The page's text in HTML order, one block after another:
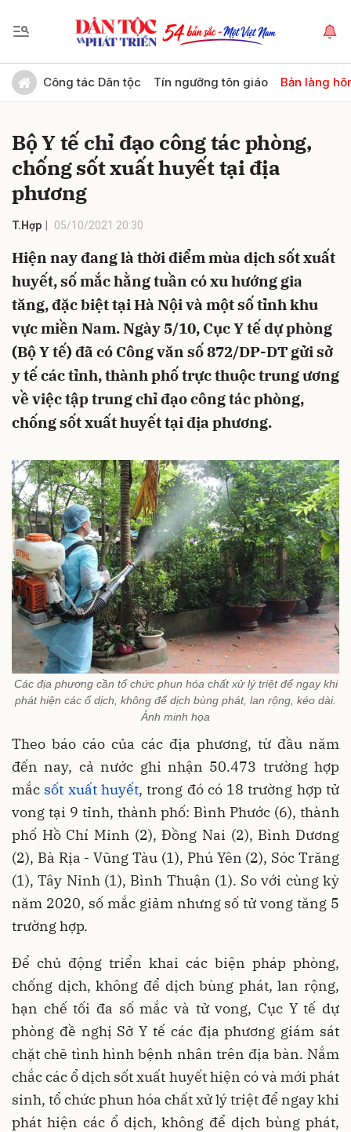
Công tác Dân tộc Tín ngưỡng tôn giáo Bản làng
Bộ Y tế chỉ đạo công tác phòng,
chống sốt xuất huyết tại địa
phương
T.Hợp 05/10/2021 20:30
Hiện nay đang là thời điểm mùa dịch sốt xuất
huyết, số mắc hằng tuần có xu hướng gia
tăng, đặc biệt tại Hà Nội và một số tỉnh khu
vực miền Nam. Ngày 5/10, Cục Y tế dự phòng
(Bộ Y tế) đã có Công văn số 872/DP-DT gửi sở
y tế các tỉnh, thành phố trực thuộc trung ương
về việc tập trung chỉ đạo công tác phòng,
chống sốt xuất huyết tại địa phương.
Các địa phương cần tổ chức phun hóa chất xử lý triệt để ngay khi
phát hiện các ổ dịch, không để dịch bùng phát, lan rộng, kéo dài.
Ảnh minh họa
Theo báo cáo của các địa phương, từ đầu năm
đến nay, cả nước ghi nhận 50.473 trường hợp
mắc sốt xuất huyết, trong đó có 18 trường hợp tử
vong tại 9 tỉnh, thành phố: Bình Phước (6), thành
phố Hồ Chí Minh (2), Đồng Nai (2), Bình Dương
(2), Bà Rịa - Vũng Tàu (1), Phú Yên (2), Sóc Trăng
(1), Tây Ninh (1), Bình Thuận (1). So với cùng kỳ
năm 2020, số mắc giảm nhưng số tử vong tăng 5
trường hợp.
Để chủ động triển khai các biện pháp phòng,
chống dịch, không để dịch bùng phát, lan rộng,
hạn chế tối đa số mắc và tử vong, Cục Y tế dự
phòng đề nghị Sở Y tế các địa phương giám sát
chặt chẽ tình hình bệnh nhân trên địa bàn. Nắm
chắc các ổ dịch sốt xuất huyết hiện có và mới phát
sinh, tổ chức phun hóa chất xử lý triệt để ngay khi
phát hiện các ổ dịch, không để dịch bùng phát,
Gửi bình luận